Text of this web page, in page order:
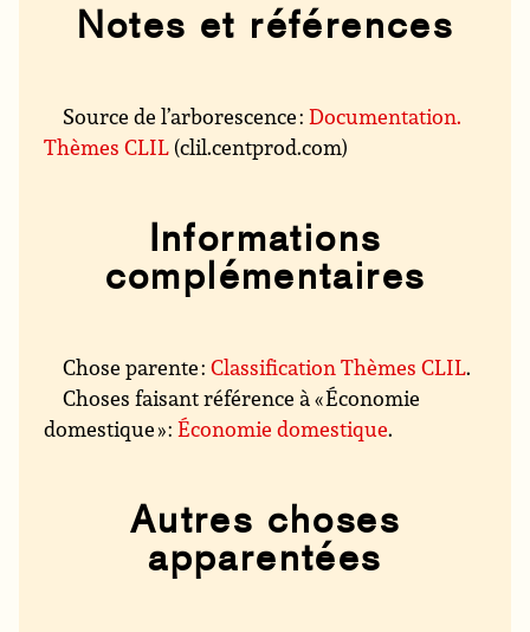
Notes et références
Source de l’arborescence :Documentation.
Thèmes CLIL (clil.centprod.com)
Informations
complémentaires
Chose parente :Classification Thèmes CLIL.
Choses faisant référence à « Économie
domestique » :Économie domestique.
Autres choses
apparentées